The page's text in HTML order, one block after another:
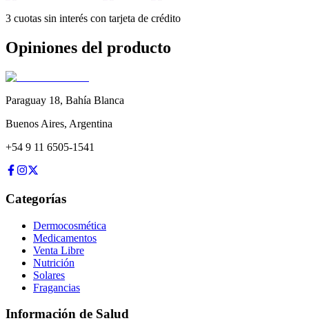
3 cuotas sin interés con tarjeta de crédito
Opiniones del producto
Paraguay 18, Bahía Blanca
Buenos Aires, Argentina
+54 9 11 6505-1541
Categorías
Dermocosmética
Medicamentos
Venta Libre
Nutrición
Solares
Fragancias
Información de Salud